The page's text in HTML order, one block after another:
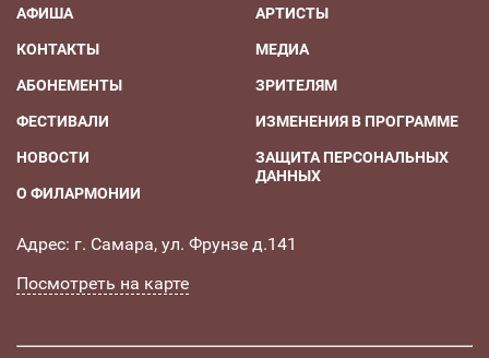
АФИША
КОНТАКТЫ
АБОНЕМЕНТЫ
ФЕСТИВАЛИ
НОВОСТИ
О ФИЛАРМОНИИ
АРТИСТЫ
МЕДИА
ЗРИТЕЛЯМ
ИЗМЕНЕНИЯ В ПРОГРАММЕ
ЗАЩИТА ПЕРСОНАЛЬНЫХ
ДАННЫХ
Адрес: г. Самара, ул. Фрунзе д.141
Посмотреть на карте